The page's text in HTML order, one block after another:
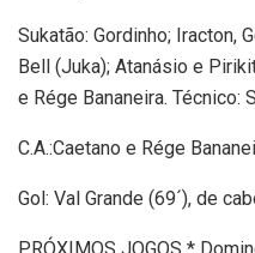
Sukatão: Gordinho; Iracton,
Bell (Juka); Atanásio e
e Rége Bananeira. Técnico:
C.A.:Caetano e Rége
Gol: Val Grande (69´), de